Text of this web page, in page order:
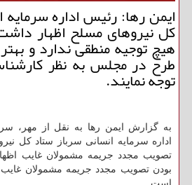
ایمن رها: رئیس اداره
كل نیروهای مسلح اظهار
هیچ توجیه منطقی ندارد و
طرح در مجلس به نظر
توجه نمایند.
به گزارش ایمن رها به نقل از مهر،
اداره سرمایه انسانی سرباز ستاد كل
تصویب مجدد جریمه مشمولان غایب